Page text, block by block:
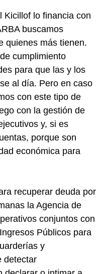
Kicillof lo financia con
buscamos
quienes más tienen.
cumplimiento
para que las y los
al día. Pero en caso
con este tipo de
con la gestión de
y, si es
porque son
económica para
recuperar deuda por
la Agencia de
conjuntos con
Públicos para
y
detectar